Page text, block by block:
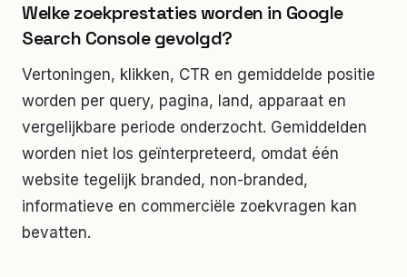
Welke zoekprestaties worden in Google
Search Console gevolgd?
Vertoningen, klikken, CTR en gemiddelde positie
worden per query, pagina, land, apparaat en
vergelijkbare periode onderzocht. Gemiddelden
worden niet los geïnterpreteerd, omdat één
website tegelijk branded, non-branded,
informatieve en commerciële zoekvragen kan
bevatten.